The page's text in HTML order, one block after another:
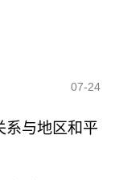
07-24
系与地区和平